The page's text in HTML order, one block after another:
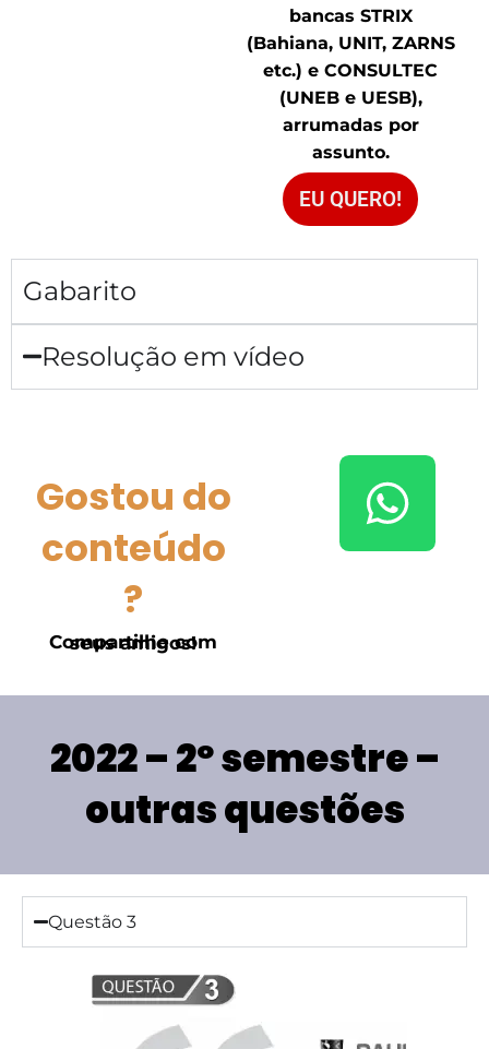
bancas STRIX
(Bahiana, UNIT, ZARNS
etc.) e CONSULTEC
(UNEB e UESB),
arrumadas por
assunto.
EU QUERO!
Gabarito
Resolução em vídeo
Gostou do
conteúdo
?
Compartilhe com seus amigos!
2022 – 2º semestre –
outras questões
Questão 3